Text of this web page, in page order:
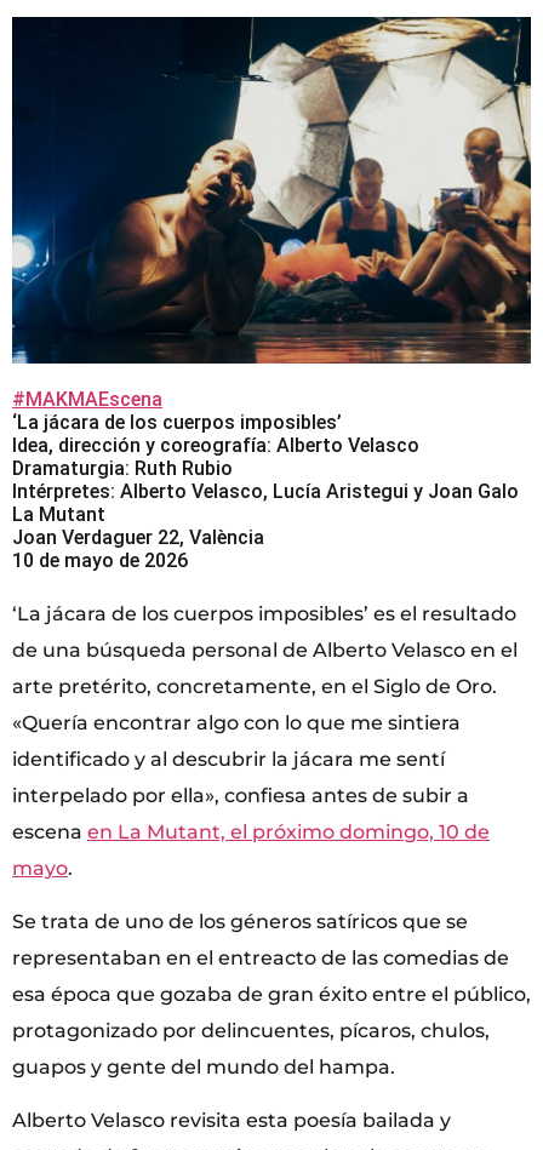
#MAKMAEscena
‘La jácara de los cuerpos imposibles’
Idea, dirección y coreografía: Alberto Velasco
Dramaturgia: Ruth Rubio
Intérpretes: Alberto Velasco, Lucía Aristegui y Joan Galo
La Mutant
Joan Verdaguer 22, València
10 de mayo de 2026
‘La jácara de los cuerpos imposibles’ es el resultado
de una búsqueda personal de Alberto Velasco en el
arte pretérito, concretamente, en el Siglo de Oro.
«Quería encontrar algo con lo que me sintiera
identificado y al descubrir la jácara me sentí
interpelado por ella», confiesa antes de subir a
escena en La Mutant, el próximo domingo, 10 de
mayo.
Se trata de uno de los géneros satíricos que se
representaban en el entreacto de las comedias de
esa época que gozaba de gran éxito entre el público,
protagonizado por delincuentes, pícaros, chulos,
guapos y gente del mundo del hampa.
Alberto Velasco revisita esta poesía bailada y